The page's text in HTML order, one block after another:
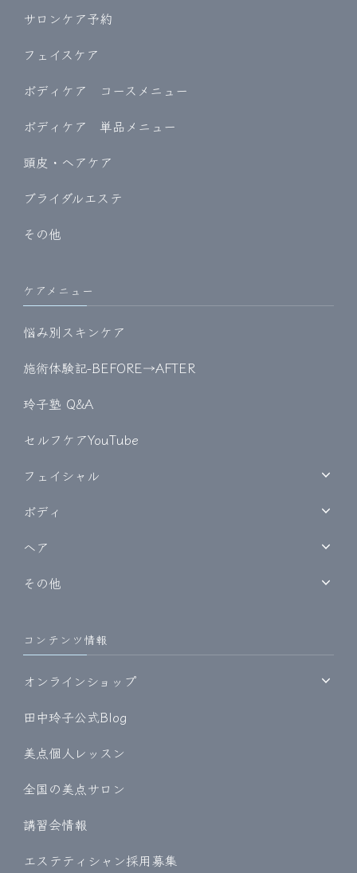
サロンケア予約
フェイスケア
ボディケア コースメニュー
ボディケア 単品メニュー
頭皮・ヘアケア
ブライダルエステ
その他
ケアメニュー
悩み別スキンケア
施術体験記-BEFORE→AFTER
玲子塾 Q&A
セルフケアYouTube
フェイシャル
ボディ
ヘア
その他
コンテンツ情報
オンラインショップ
田中玲子公式Blog
美点個人レッスン
全国の美点サロン
講習会情報
エステティシャン採用募集